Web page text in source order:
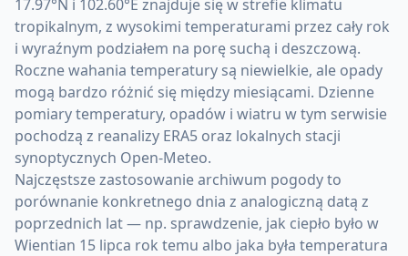
17.97°N i 102.60°E znajduje się w strefie klimatu
tropikalnym, z wysokimi temperaturami przez cały rok
i wyraźnym podziałem na porę suchą i deszczową.
Roczne wahania temperatury są niewielkie, ale opady
mogą bardzo różnić się między miesiącami. Dzienne
pomiary temperatury, opadów i wiatru w tym serwisie
pochodzą z reanalizy ERA5 oraz lokalnych stacji
synoptycznych Open-Meteo.
Najczęstsze zastosowanie archiwum pogody to
porównanie konkretnego dnia z analogiczną datą z
poprzednich lat — np. sprawdzenie, jak ciepło było w
Wientian 15 lipca rok temu albo jaka była temperatura